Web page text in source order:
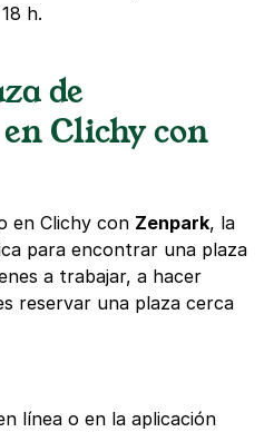
h.
de
Clichy con
en Clichy con Zenpark, la
para encontrar una plaza
a trabajar, a hacer
reservar una plaza cerca
línea o en la aplicación